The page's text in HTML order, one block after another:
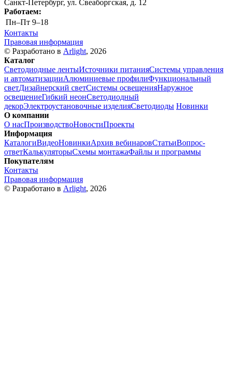
Санкт-Петербург, ул. Свеаборгская, д. 12
Работаем:
Пн–Пт 9–18
Контакты
Правовая информация
© Разработано в Arlight, 2026
Каталог
Светодиодные лентыИсточники питанияСистемы управления
и автоматизацииАлюминиевые профилиФункциональный
светДизайнерский светСистемы освещенияНаружное
освещениеГибкий неонСветодиодный
декорЭлектроустановочные изделияСветодиоды Новинки
О компании
О насПроизводствоНовостиПроекты
Информация
КаталогиВидеоНовинкиАрхив вебинаровСтатьиВопрос-
ответКалькуляторыСхемы монтажаФайлы и программы
Покупателям
Контакты
Правовая информация
© Разработано в Arlight, 2026